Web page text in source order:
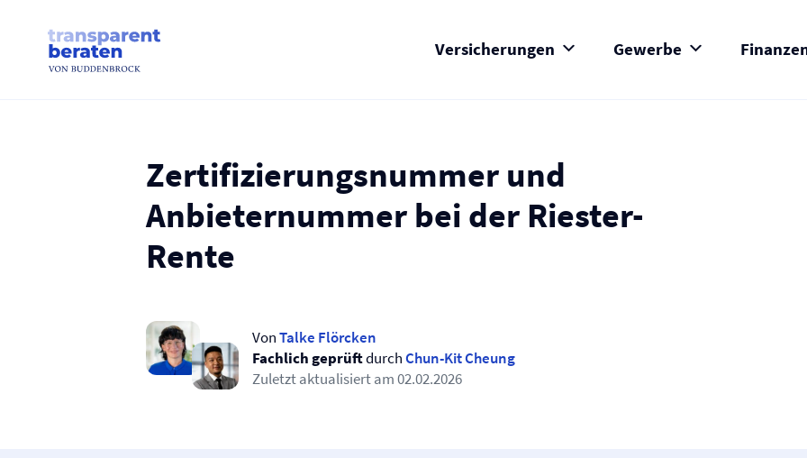
Versicherungen Gewerbe
content
Zertifizierungsnummer und
Anbieternummer bei der Riester-
Rente
VonTalke Flörcken
Fachlich geprüftdurchChun-Kit Cheung
Zuletzt aktualisiert am02.02.2026